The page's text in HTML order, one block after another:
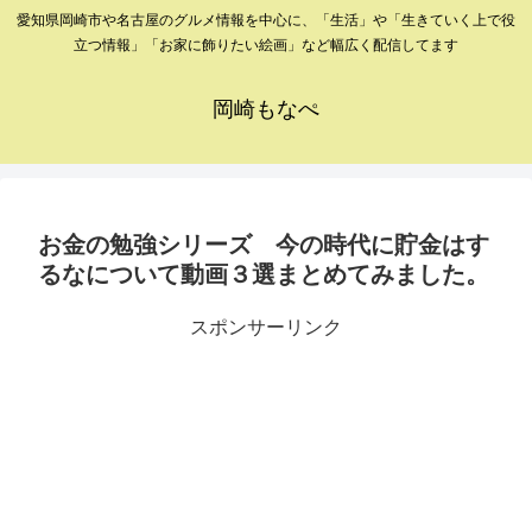
愛知県岡崎市や名古屋のグルメ情報を中心に、「生活」や「生きていく上で役
立つ情報」「お家に飾りたい絵画」など幅広く配信してます
岡崎もなぺ
お金の勉強シリーズ 今の時代に貯金はす
るなについて動画３選まとめてみました。
スポンサーリンク